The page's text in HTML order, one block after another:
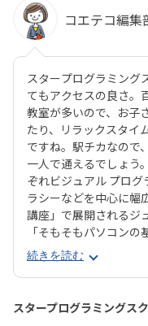
コエテコ編集
スタープログラミング
てもアクセスの良さ。
教室が多いので、お子
たり、リラックスタイ
ですね。駅チカなので
一人で通えるでしょう
ぞれビジュアル プロ
ラシーなどを中心に幅
講座」で展開されるジ
「そもそもパソコン
何ができるかを学びた
す。それぞれのお子さ
すいのは安心ですね。
去に総務省「若年層に
進」事業に採択され、
続きを読む
スタープログラミングス